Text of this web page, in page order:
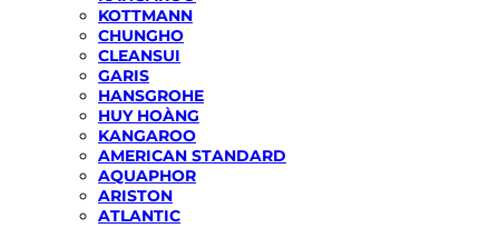
KOTTMANN
CHUNGHO
CLEANSUI
GARIS
HANSGROHE
HUY HOÀNG
KANGAROO
AMERICAN STANDARD
AQUAPHOR
ARISTON
ATLANTIC